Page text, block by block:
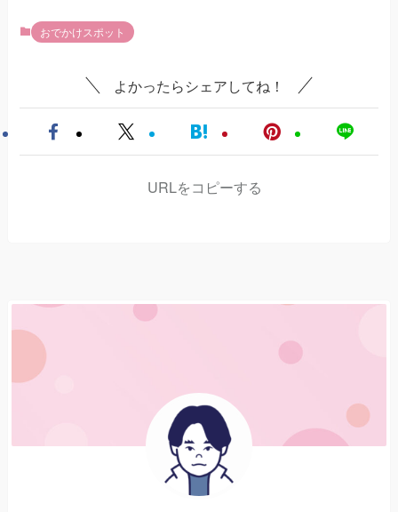
おでかけスポット
よかったらシェアしてね！
URLをコピーする